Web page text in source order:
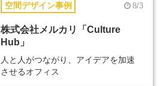
空間デザイン事例 8/3
株式会社メルカリ「Culture
Hub」
人と人がつながり、アイデアを加速
させるオフィス